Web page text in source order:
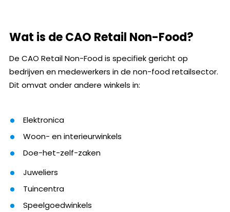
Wat is de CAO Retail Non-Food?
De CAO Retail Non-Food is specifiek gericht op
bedrijven en medewerkers in de non-food retailsector.
Dit omvat onder andere winkels in:
Elektronica
Woon- en interieurwinkels
Doe-het-zelf-zaken
Juweliers
Tuincentra
Speelgoedwinkels